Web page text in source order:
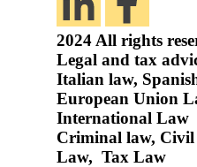
2024 All rights
Legal and tax
Italian law,
European Union
International Law
Criminal law,
Law, Tax Law